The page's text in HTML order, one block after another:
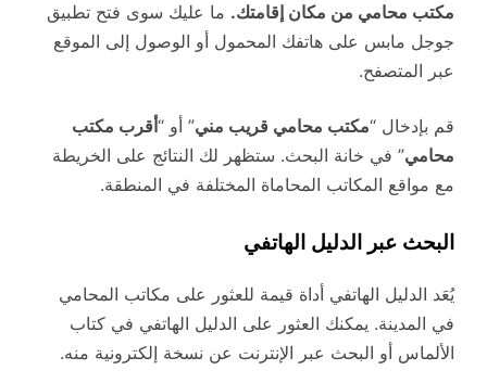
مكتب محامي من مكان إقامتك. ما عليك سوى فتح تطبيق
جوجل مابس على هاتفك المحمول أو الوصول إلى الموقع
عبر المتصفح.
قم بإدخال “مكتب محامي قريب مني” أو “أقرب مكتب
محامي” في خانة البحث. ستظهر لك النتائج على الخريطة
مع مواقع المكاتب المحاماة المختلفة في المنطقة.
البحث عبر الدليل الهاتفي
يُعَد الدليل الهاتفي أداة قيمة للعثور على مكاتب المحامي
في المدينة. يمكنك العثور على الدليل الهاتفي في كتاب
الألماس أو البحث عبر الإنترنت عن نسخة إلكترونية منه.